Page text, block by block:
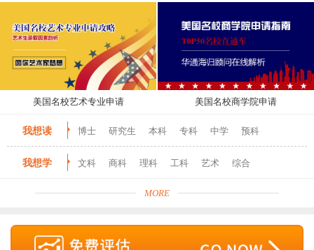
美国名校艺术专业申请 美国名校商学院申请
我想读 博士 研究生 本科 专科 中学 预科
我想学 文科 商科 理科 工科 艺术 综合
MORE